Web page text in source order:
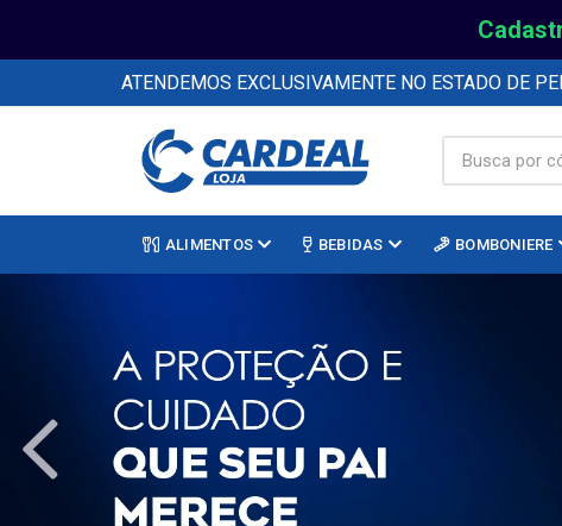
ATENDEMOS EXCLUSIVAMENTE NO ESTADO DE
ALIMENTOS BEBIDAS BOMBONIERE